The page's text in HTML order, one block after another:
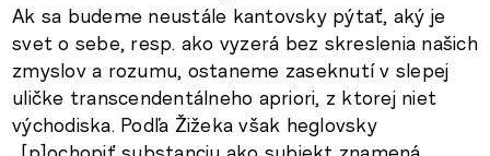
Ak sa budeme neustále kantovsky pýtať, aký je
svet o sebe, resp. ako vyzerá bez skreslenia našich
zmyslov a rozumu, ostaneme zaseknutí v slepej
uličke transcendentálneho apriori, z ktorej niet
východiska. Podľa Žižeka však heglovsky